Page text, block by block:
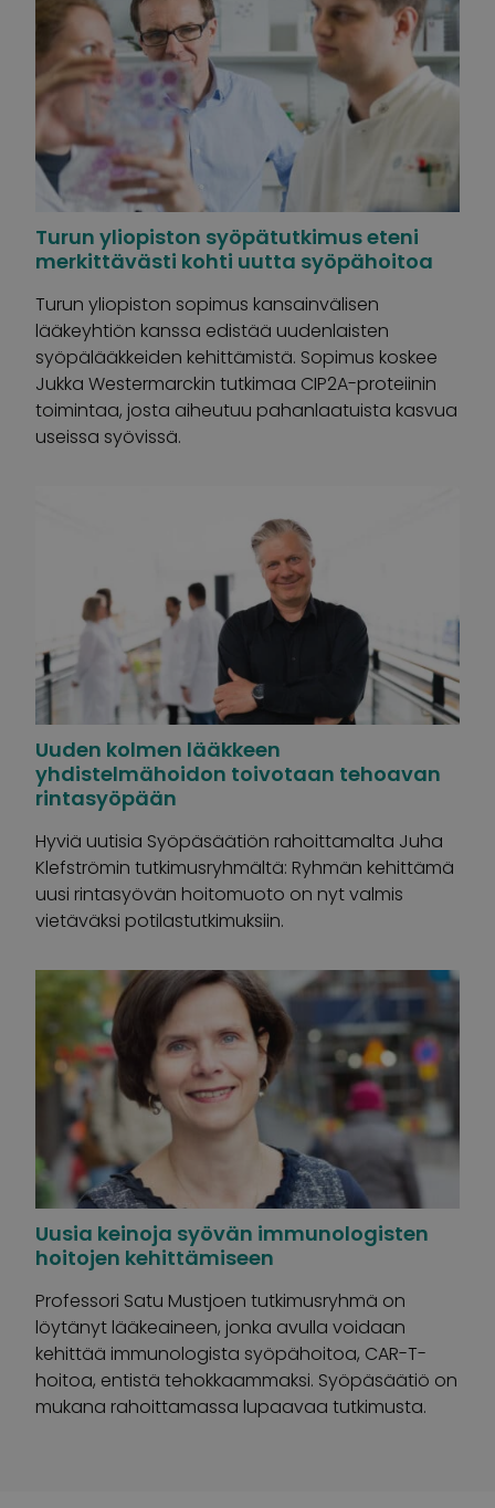
Turun yliopiston syöpätutkimus eteni
merkittävästi kohti uutta syöpähoitoa
Turun yliopiston sopimus kansainvälisen
lääkeyhtiön kanssa edistää uudenlaisten
syöpälääkkeiden kehittämistä. Sopimus koskee
Jukka Westermarckin tutkimaa CIP2A-proteiinin
toimintaa, josta aiheutuu pahanlaatuista kasvua
useissa syövissä.
Uuden kolmen lääkkeen
yhdistelmähoidon toivotaan tehoavan
rintasyöpään
Hyviä uutisia Syöpäsäätiön rahoittamalta Juha
Klefströmin tutkimusryhmältä: Ryhmän kehittämä
uusi rintasyövän hoitomuoto on nyt valmis
vietäväksi potilastutkimuksiin.
Uusia keinoja syövän immunologisten
hoitojen kehittämiseen
Professori Satu Mustjoen tutkimusryhmä on
löytänyt lääkeaineen, jonka avulla voidaan
kehittää immunologista syöpähoitoa, CAR-T-
hoitoa, entistä tehokkaammaksi. Syöpäsäätiö on
mukana rahoittamassa lupaavaa tutkimusta.